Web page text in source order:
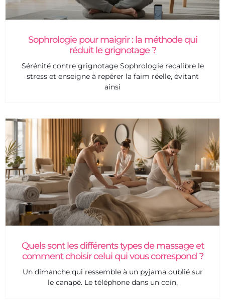
Sophrologie pour maigrir : la méthode qui
réduit le grignotage ?
Sérénité contre grignotage Sophrologie recalibre le
stress et enseigne à repérer la faim réelle, évitant
ainsi
Quels sont les différents types de massage et
comment choisir celui qui vous correspond ?
Un dimanche qui ressemble à un pyjama oublié sur
le canapé. Le téléphone dans un coin,